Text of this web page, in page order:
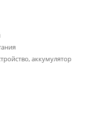
аккумулятор